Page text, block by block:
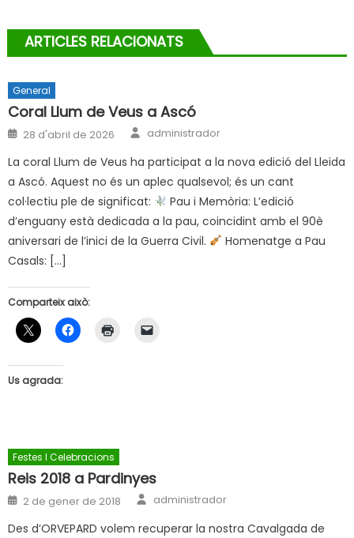
ARTICLES RELACIONATS
General
Coral Llum de Veus a Ascó
Posted
on
28 d'abril de 2026 Author
administrador
La coral Llum de Veus ha participat a la nova edició del Lleida
a Ascó. Aquest no és un aplec qualsevol; és un cant
col·lectiu ple de significat:
Pau i Memòria: L’edició
d’enguany està dedicada a la pau, coincidint amb el 90è
aniversari de l’inici de la Guerra Civil.
Homenatge a Pau
Casals: […]
Comparteix això:
Us agrada:
Festes I Celebracions
Reis 2018 a Pardinyes
Posted
on
2 de gener de 2018 Author
administrador
Des d’ORVEPARD volem recuperar la nostra Cavalgada de